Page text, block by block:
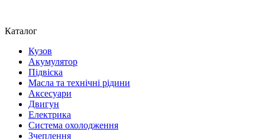
Каталог
Кузов
Акумулятор
Підвіска
Масла та технічні рідини
Аксесуари
Двигун
Електрика
Система охолодження
Зчеплення